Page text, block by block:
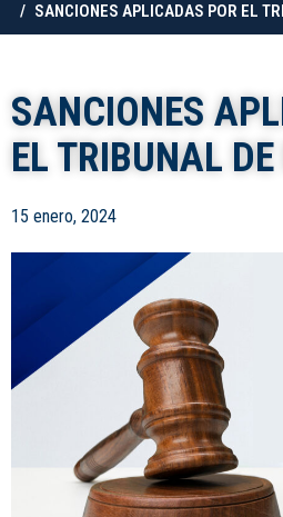
SANCIONES APLICADAS POR EL
SANCIONES
EL TRIBUNAL
15 enero, 2024